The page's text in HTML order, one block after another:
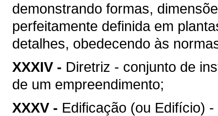
demonstrando formas,
perfeitamente definida em
detalhes, obedecendo às
XXXIV - Diretriz - conjunto de
de um empreendimento;
XXXV - Edificação (ou Edifício)